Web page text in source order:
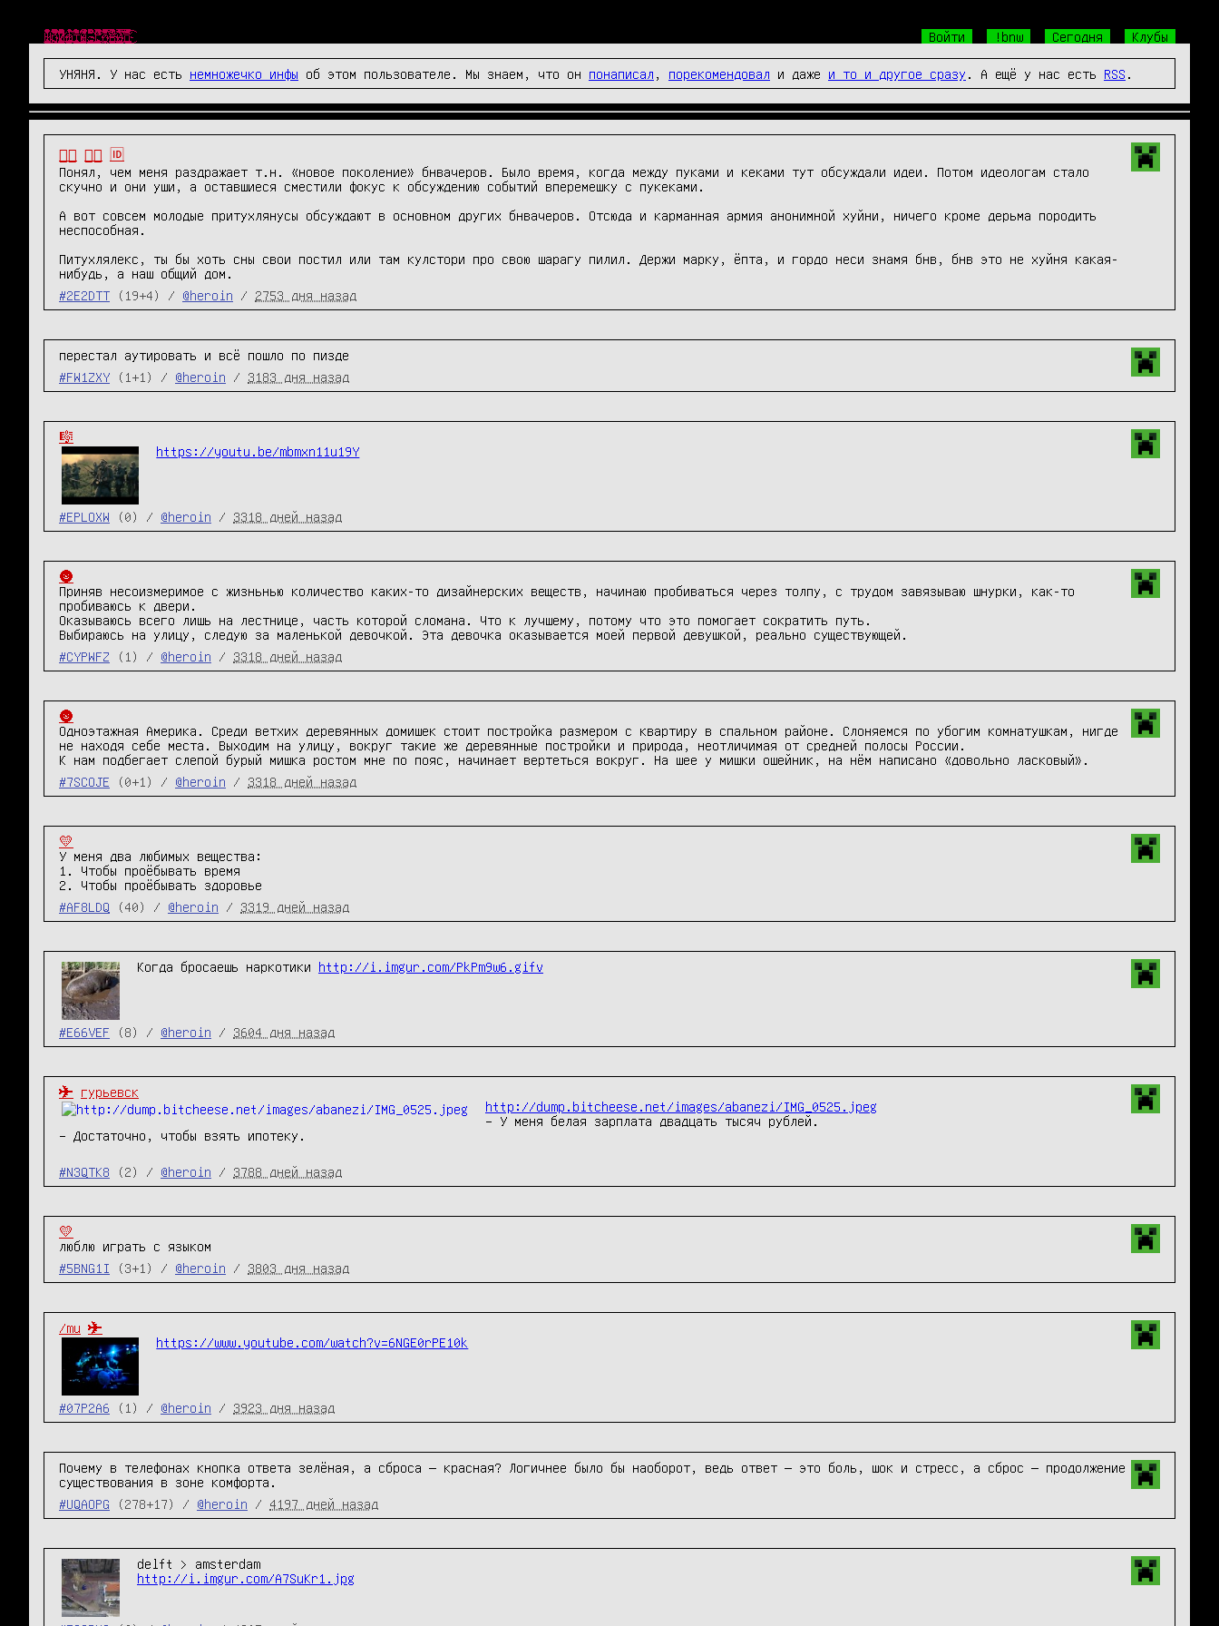
Ш̴̴̜̥͍͕̼̙̱͙͎͍̘̀̐̔́̾̃͒̈̔̎́́͜р̧̛̺͖͖̯̖ͧͤ͋̅̽ͧ̈̐̽̆̐͋ͤͦͬ͛̃̑͞͞и̒ͥͤͯ͂ͣ̐̉̑ͫ̉̑҉̛͏̸̻͕͇͚̤͕̯̱̳͉ͅф̴̴̡̟̞͙̙̻͍̦͔̤̞̔̓́̍͗̚͢͞ͅт̨̐ͫ̂͊̄̃ͥͪ͏̫̺͍̞̼͈̩̥̜͔͜͜ы̸̴̱̺̼̠̦͍͍͍̱̖͔̖̱͉̅͑͌͒ͫ͒̀ͥ͐ͤ̅͘̕.̵̴̡̭̼̮͖͈̙͖͖̲̮̬͍͙̼̯̦̮̮ͦ̆̀̑̌ͮͧͣͯ̔̂́͟г͌ͮ̏̈͂ͯ̚҉̛̙̬̘̲̗͇͕̠̙͙̼̩͚̀͘͞ͅо̷̥̯̘̓ͤ̽͒̋̉̀̂̄̒̓̊ͨ͛́̌ͤ̂̀͠в̶̒͒̓̏̓̚҉̛̙̘̺̰̮̼̟̼̥̟̘̠̜͜н̸̷̸̲̝͈͙̰̟̻̟̰̜̟̗͎̻̻͍̿̔̃ͨ͑о̔̀̋ͫ̇̿̐ͫ͌͗ͩ҉̨̜̙̙͈͍̮̮̼̙̘̞̕͜͡ Войти !bnw Сегодня Клубы
УНЯНЯ. У нас есть немножечко инфы об этом пользователе. Мы знаем, что он понаписал порекомендовал и даже и то и другое сразу . А ещё у нас есть RSS
👎🏻 👎🏽
🆔
Понял, чем меня раздражает т.н. «новое поколение» бнвачеров. Было время, когда между пуками и кеками тут обсуждали идеи. Потом идеологам стало
скучно и они уши, а оставшиеся сместили фокус к обсуждению событий вперемешку с пукеками.
А вот совсем молодые притухлянусы обсуждают в основном других бнвачеров. Отсюда и карманная армия анонимной хуйни, ничего кроме дерьма породить
неспособная.
Питухлялекс, ты бы хоть сны свои постил или там кулстори про свою шарагу пилил. Держи марку, ёпта, и гордо неси знамя бнв, бнв это не хуйня какая-
нибудь, а наш общий дом.
#2E2DTT
(19+4) / @heroin / 2753 дня назад
перестал аутировать и всё пошло по пизде
#FW1ZXY
(1+1) / @heroin / 3183 дня назад
🎼
https://youtu.be/mbmxn11u19Y
#EPLOXW (0) / @heroin / 3318 дней назад
🌚
Приняв несоизмеримое с жизньнью количество каких-то дизайнерских веществ, начинаю пробиваться через толпу, с трудом завязываю шнурки, как-то
пробиваюсь к двери.
Оказываюсь всего лишь на лестнице, часть которой сломана. Что к лучшему, потому что это помогает сократить путь.
Выбираюсь на улицу, следую за маленькой девочкой. Эта девочка оказывается моей первой девушкой, реально существующей.
#CYPWFZ
(1) / @heroin / 3318 дней назад
🌚
Одноэтажная Америка. Среди ветхих деревянных домишек стоит постройка размером с квартиру в спальном районе. Слоняемся по убогим комнатушкам, нигде
не находя себе места. Выходим на улицу, вокруг такие же деревянные постройки и природа, неотличимая от средней полосы России.
К нам подбегает слепой бурый мишка ростом мне по пояс, начинает вертеться вокруг. На шее у мишки ошейник, на нём написано «довольно ласковый».
#7SCOJE
(0+1) / @heroin / 3318 дней назад
💛
У меня два любимых вещества:
1. Чтобы проёбывать время
2. Чтобы проёбывать здоровье
#AF8LDQ
(40) / @heroin / 3319 дней назад
Когда бросаешь наркотики http://i.imgur.com/PkPm9w6.gifv
#E66VEF (8) / @heroin / 3604 дня назад
✈️
гурьевск
http://dump.bitcheese.net/images/abanezi/IMG_0525.jpeg
– У меня белая зарплата двадцать тысяч рублей.
– Достаточно, чтобы взять ипотеку.
#N3QTK8 (2) / @heroin / 3788 дней назад
💛
люблю играть с языком
#5BNG1I
(3+1) / @heroin / 3803 дня назад
/mu ✈
https://www.youtube.com/watch?v=6NGE0rPE10k
#07P2A6 (1) / @heroin / 3923 дня назад
Почему в телефонах кнопка ответа зелёная, а сброса — красная? Логичнее было бы наоборот, ведь ответ — это боль, шок и стресс, а сброс — продолжение
существования в зоне комфорта.
#UQAOPG
(278+17) / @heroin / 4197 дней назад
http://i.imgur.com/A7SuKr1.jpg